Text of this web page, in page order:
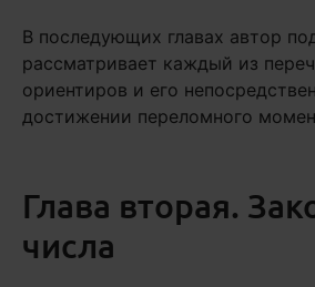
В последующих главах автор
рассматривает каждый из
ориентиров и его
достижении переломного
Глава вторая.
числа